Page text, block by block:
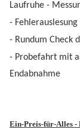
Laufruhe -
- Fehlerauslesung
- Rundum Check
- Probefahrt mit
Endabnahme
Ein-Preis-für-Alles -